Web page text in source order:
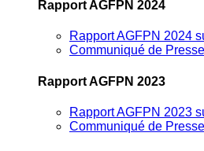
Rapport AGFPN 2024
Rapport AGFPN 2024
Communiqué de
Rapport AGFPN 2023
Rapport AGFPN 2023
Communiqué de